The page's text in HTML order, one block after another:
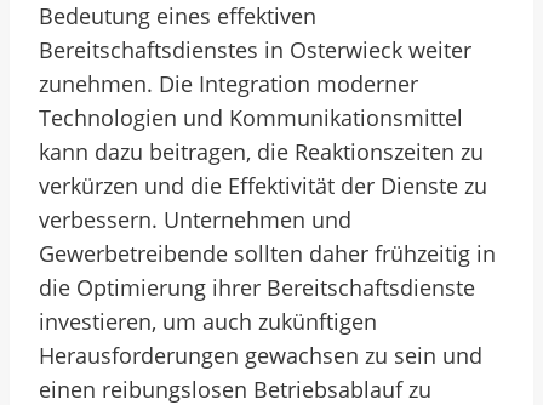
Bedeutung eines effektiven
Bereitschaftsdienstes in Osterwieck weiter
zunehmen. Die Integration moderner
Technologien und Kommunikationsmittel
kann dazu beitragen, die Reaktionszeiten zu
verkürzen und die Effektivität der Dienste zu
verbessern. Unternehmen und
Gewerbetreibende sollten daher frühzeitig in
die Optimierung ihrer Bereitschaftsdienste
investieren, um auch zukünftigen
Herausforderungen gewachsen zu sein und
einen reibungslosen Betriebsablauf zu